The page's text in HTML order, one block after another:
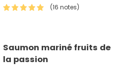
(16 notes)
Saumon mariné fruits de
la passion